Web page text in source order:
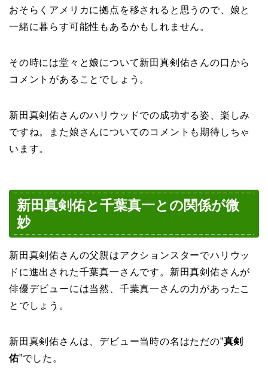
おそらくアメリカに拠点を移されると思うので、娘と
一緒に暮らす可能性もあるかもしれません。
その時には堂々と娘について新田真剣佑さんの口から
コメントがあることでしょう。
新田真剣佑さんのハリウッドでの成功する姿、楽しみ
ですね。また娘さんについてのコメントも期待しちゃ
います。
新田真剣佑と千葉真一との関係が微
妙
新田真剣佑さんの父親はアクションスターでハリウッ
ドに進出された千葉真一さんです。新田真剣佑さんが
俳優デビューには当然、千葉真一さんの力があったこ
とでしょう。
新田真剣佑さんは、デビュー当時の名はただの”真剣
佑”でした。